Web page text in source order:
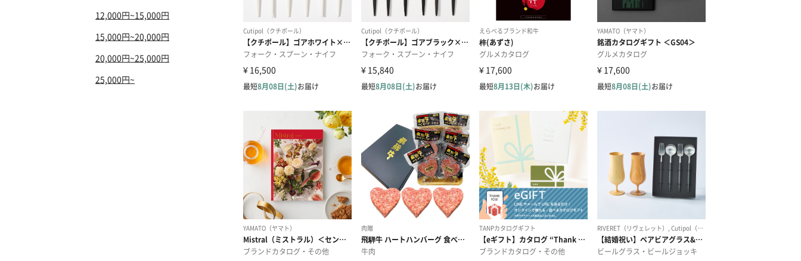
12,000円~15,000円
15,000円~20,000円
20,000円~25,000円
25,000円~